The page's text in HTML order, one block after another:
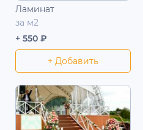
Ламинат
за м2
+ 550 ₽
+ Добавить